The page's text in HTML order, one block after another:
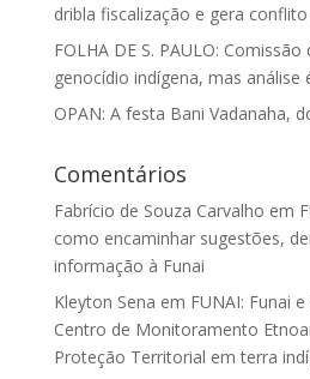
dribla fiscalização e gera
FOLHA DE S. PAULO:
genocídio indígena, mas análise
OPAN: A festa Bani Vadanaha,
Comentários
Fabrício de Souza Carvalho em
como encaminhar sugestões,
informação à Funai
Kleyton Sena em FUNAI: Funai
Centro de Monitoramento
Proteção Territorial em terra